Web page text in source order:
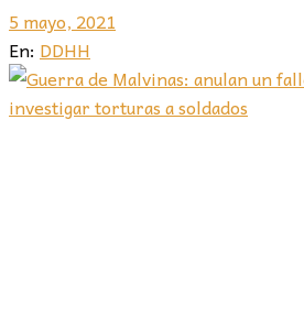
5 mayo, 2021
En: DDHH